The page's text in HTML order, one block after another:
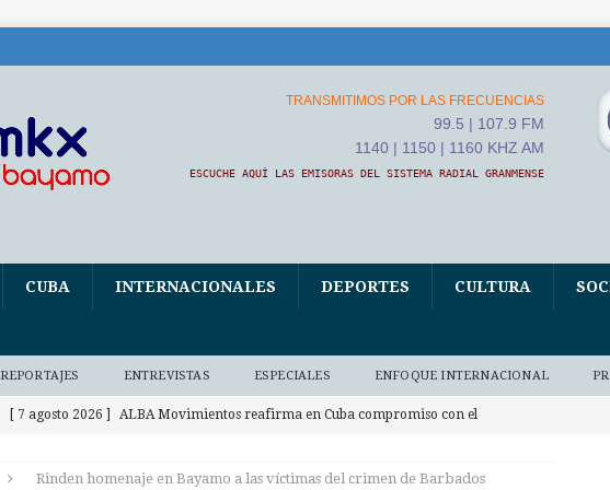
TRANSMITIMOS POR LAS FRECUENCIAS
99.5 | 107.9 FM
1140 | 1150 | 1160 KHZ AM
ESCUCHE AQUÍ LAS EMISORAS DEL SISTEMA RADIAL GRANMENSE
CUBA INTERNACIONALES DEPORTES CULTURA
REPORTAJES ENTREVISTAS ESPECIALES ENFOQUE INTERNACIONAL
[ 7 agosto 2026 ] ALBA Movimientos reafirma en Cuba compromiso con el
Rinden homenaje en Bayamo a las víctimas del crimen de Barbados